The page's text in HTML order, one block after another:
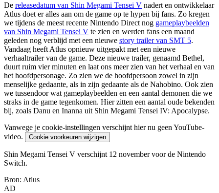
De releasedatum van Shin Megami Tensei V nadert en ontwikkelaar
Atlus doet er alles aan om de game op te hypen bij fans. Zo kregen
we tijdens de meest recente Nintendo Direct nog gameplaybeelden
van Shin Megami Tensei V te zien en werden fans een maand
geleden nog verblijd met een nieuwe story trailer van SMT 5.
Vandaag heeft Atlus opnieuw uitgepakt met een nieuwe
verhaaltrailer van de game. Deze nieuwe trailer, genaamd Bethel,
duurt ruim vier minuten en laat ons meer zien van het verhaal en van
het hoofdpersonage. Zo zien we de hoofdpersoon zowel in zijn
menselijke gedaante, als in zijn gedaante als de Nahobino. Ook zien
we tussendoor wat gameplaybeelden en een aantal demonen die we
straks in de game tegenkomen. Hier zitten een aantal oude bekenden
bij, zoals Danu en Inanna uit Shin Megami Tensei IV: Apocalypse.
Vanwege je cookie-instellingen verschijnt hier nu geen YouTube-
video.
Cookie voorkeuren wijzigen
Shin Megami Tensei V verschijnt 12 november voor de Nintendo
Switch.
Bron: Atlus
AD